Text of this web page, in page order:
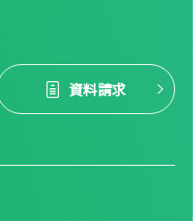
資料請求